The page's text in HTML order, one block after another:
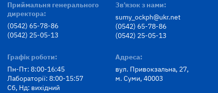
Приймальня генерального
директора:
(0542) 65-78-86
(0542) 25-05-13
Зв’язок з нами:
sumy_ockph@ukr.net
(0542) 65-78-86
(0542) 25-05-13
Графік роботи:
Пн-Пт: 8:00-16:45
Лабораторії: 8:00-15:57
Сб, Нд: вихідний
Адреса:
вул. Привокзальна, 27,
м. Суми, 40003